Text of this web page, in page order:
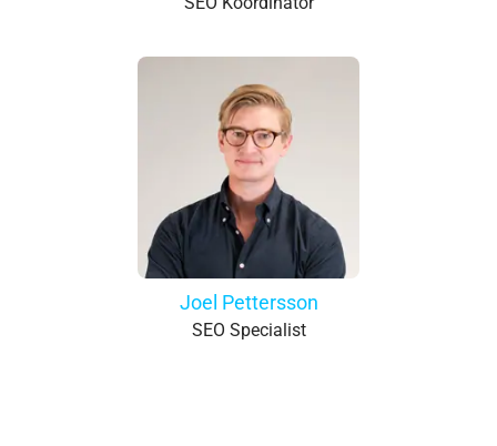
Joel Pettersson
SEO Specialist